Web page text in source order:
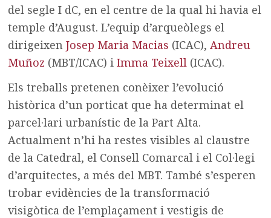
del segle I dC, en el centre de la qual hi havia el
temple d’August. L’equip d’arqueòlegs el
dirigeixenJosep Maria Macias (ICAC), Andreu
Muñoz (MBT/ICAC) iImma Teixell (ICAC).
Els treballs pretenen conèixer l’evolució
històrica d’un porticat que ha determinat el
parcel·lari urbanístic de la Part Alta.
Actualment n’hi ha restes visibles al claustre
de la Catedral, el Consell Comarcal i el Col·legi
d’arquitectes, a més del MBT. També s’esperen
trobar evidències de la transformació
visigòtica de l’emplaçament i vestigis de